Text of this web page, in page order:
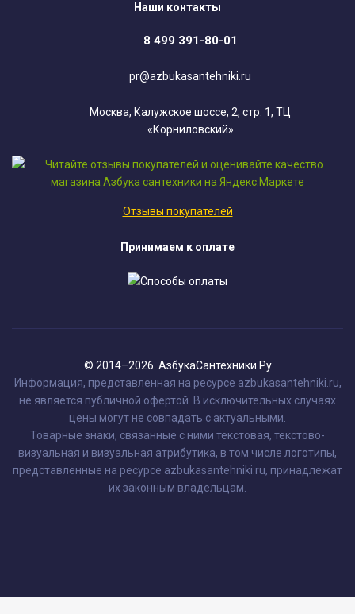
Наши контакты
8 499 391-80-01
pr@azbukasantehniki.ru
Москва, Калужское шоссе, 2, стр. 1, ТЦ
«Корниловский»
Отзывы покупателей
Принимаем к оплате
© 2014–2026. АзбукаСантехники.Ру
Информация, представленная на ресурсе azbukasantehniki.ru,
не является публичной офертой. В исключительных случаях
цены могут не совпадать с актуальными.
Товарные знаки, связанные с ними текстовая, текстово-
визуальная и визуальная атрибутика, в том числе логотипы,
представленные на ресурсе azbukasantehniki.ru, принадлежат
их законным владельцам.